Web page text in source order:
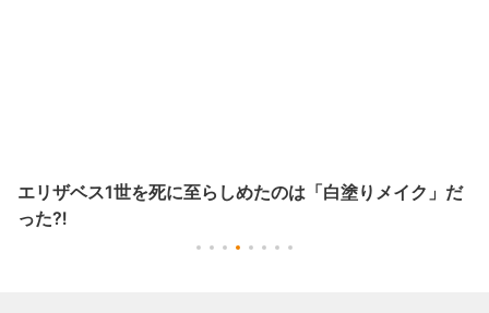
エリザベス1世を死に至らしめたのは「白塗りメイク」だ
った⁈